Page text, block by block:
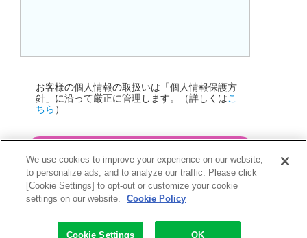
お客様の個人情報の取扱いは「個人情報保護方
針」に沿って厳正に管理します。（詳しくはこ
ちら ）
We use cookies to improve your experience on our website,
to personalize ads, and to analyze our traffic. Please click
[Cookie Settings] to opt-out or customize your cookie
settings on our website.
Cookie Policy
Cookie Settings OK